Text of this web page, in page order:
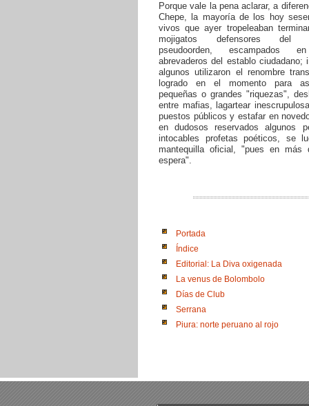
Porque vale la pena aclarar, a
Chepe, la mayoría de los hoy
vivos que ayer tropeleaban
mojigatos defensores del
pseudoorden, escampados
abrevaderos del establo ciudadano;
algunos utilizaron el renombre
logrado en el momento para
pequeñas o grandes "riquezas",
entre mafias, lagartear
puestos públicos y estafar en
en dudosos reservados algunos
intocables profetas poéticos, se
mantequilla oficial, "pues en
espera".
Portada
Índice
Editorial: La Diva oxigenada
La venus de Bolombolo
Días de Club
Serrana
Piura: norte peruano al rojo